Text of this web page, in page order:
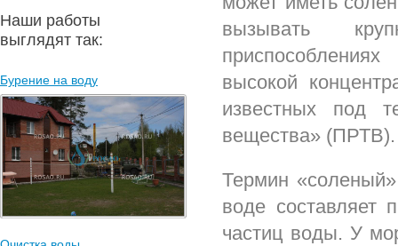
Наши работы
выглядят так:
Бурение на воду
вызывать
высокой
известных под
вещества» (ПРТВ).
Термин
воде составляет
частиц воды. У